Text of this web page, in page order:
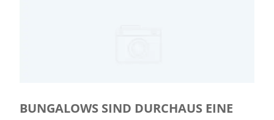
BUNGALOWS SIND DURCHAUS EINE